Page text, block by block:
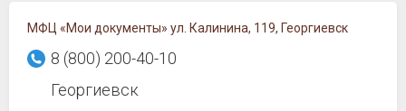
МФЦ «Мои документы» ул. Калинина, 119, Георгиевск
8 (800) 200-40-10
Георгиевск